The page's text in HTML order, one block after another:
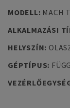
MODELL: MACH
ALKALMAZÁSI
HELYSZÍN:
GÉPTÍPUS: